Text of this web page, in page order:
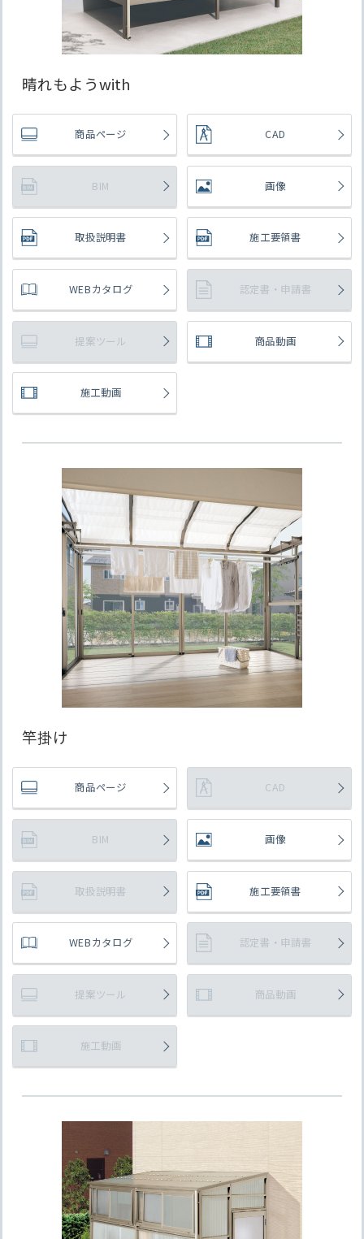
晴れもようwith
商品ページ CAD
BIM 画像
取扱説明書 施工要領書
WEBカタログ 認定書・申請書
提案ツール 商品動画
施工動画
竿掛け
商品ページ CAD
BIM 画像
取扱説明書 施工要領書
WEBカタログ 認定書・申請書
提案ツール 商品動画
施工動画